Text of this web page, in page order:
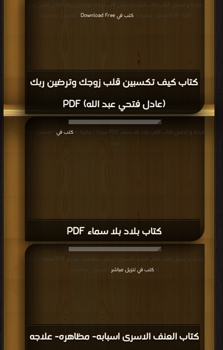
كتاب كيف تكسبين قلب زوجك وترضين ربك
(عادل فتحي عبد الله) PDF
قراءة و تحميل كتاب كتاب كيف تكسبين قلب زوجك وترضين ربك (عادل فتحي عبد
الله) PDF مجانا | مكتبة >
كتب في Download Free | التحميل : مرة/مرات
كتاب بلاد بلا سماء PDF
قراءة و تحميل كتاب كتاب بلاد بلا سماء PDF مجانا | مكتبة > كتب في | التحميل : مرة/
مرات
كتاب العنف الاسرى اسبابه- مظاهره- علاجه
قراءة و تحميل كتاب كتاب العنف الاسرى اسبابه- مظاهره- علاجه PDF مجانا | مكتبة
> كتب في تنزيل مباشر | التحميل : مرة/مرات